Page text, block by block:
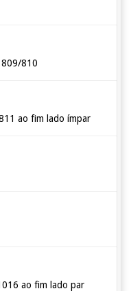
810
ao fim lado ímpar
ao fim lado par